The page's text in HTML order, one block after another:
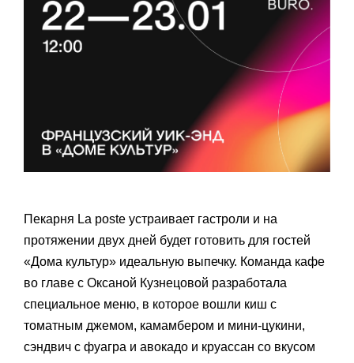
Пекарня La poste устраивает гастроли и на
протяжении двух дней будет готовить для гостей
«Дома культур» идеальную выпечку. Команда кафе
во главе с Оксаной Кузнецовой разработала
специальное меню, в которое вошли киш с
томатным джемом, камамбером и мини-цукини,